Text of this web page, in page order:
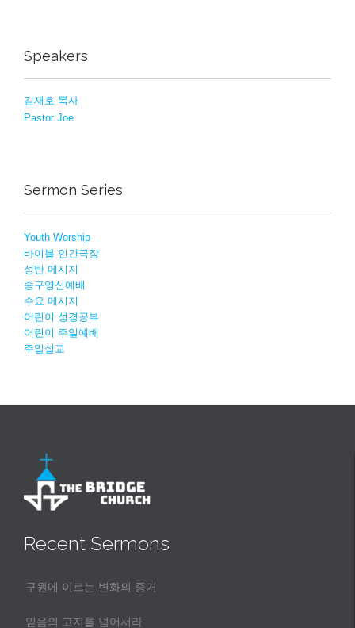
Speakers
김재호 목사
Pastor Joe
Sermon Series
Youth Worship
바이블 인간극장
성탄 메시지
송구영신예배
수요 메시지
어린이 성경공부
어린이 주일예배
주일설교
Recent Sermons
구원에 이르는 변화의 증거
믿음의 고지를 넘어서라